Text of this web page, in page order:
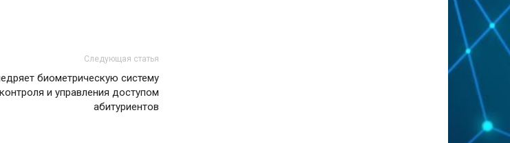
Следующая статья
биометрическую систему
контроля и управления доступом
абитуриентов